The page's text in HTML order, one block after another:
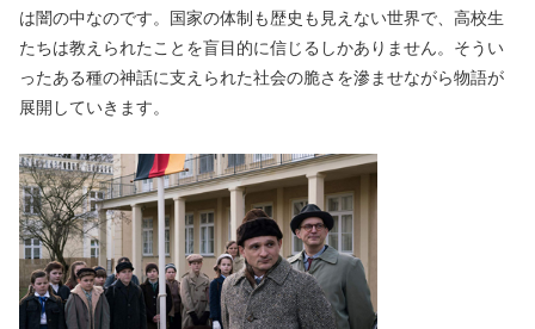
は闇の中なのです。国家の体制も歴史も見えない世界で、高校生
たちは教えられたことを盲目的に信じるしかありません。そうい
ったある種の神話に支えられた社会の脆さを滲ませながら物語が
展開していきます。